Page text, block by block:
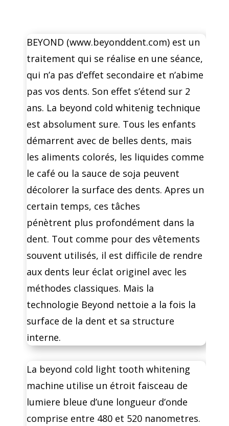
BEYOND (www.beyonddent.com) est un
traitement qui se réalise en une séance,
qui n’a pas d’effet secondaire et n’abime
pas vos dents. Son effet s’étend sur 2
ans. La beyond cold whitenig technique
est absolument sure. Tous les enfants
démarrent avec de belles dents, mais
les aliments colorés, les liquides comme
le café ou la sauce de soja peuvent
décolorer la surface des dents. Apres un
certain temps, ces tâches
pénètrent plus profondément dans la
dent. Tout comme pour des vêtements
souvent utilisés, il est difficile de rendre
aux dents leur éclat originel avec les
méthodes classiques. Mais la
technologie Beyond nettoie a la fois la
surface de la dent et sa structure
interne.
La beyond cold light tooth whitening
machine utilise un étroit faisceau de
lumiere bleue d’une longueur d’onde
comprise entre 480 et 520 nanometres.